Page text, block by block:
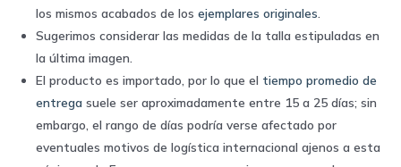
los mismos acabados de los ejemplares originales.
Sugerimos considerar las medidas de la talla estipuladas en
la última imagen.
El producto es importado, por lo que el tiempo promedio de
entrega suele ser aproximadamente entre 15 a 25 días; sin
embargo, el rango de días podría verse afectado por
eventuales motivos de logística internacional ajenos a esta